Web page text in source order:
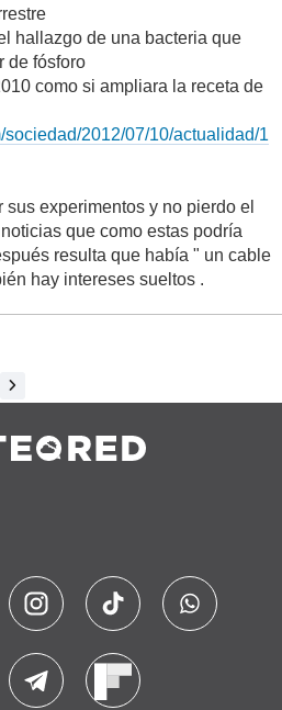
hallazgo de una bacteria que
de fósforo
como si ampliara la receta de
2012/07/10/actualidad/1
experimentos y no pierdo el
que como estas podría
resulta que había " un cable
hay intereses sueltos .